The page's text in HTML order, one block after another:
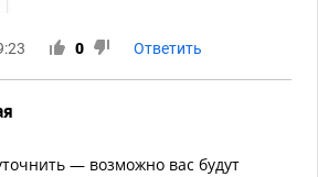
0 Ответить
— возможно вас будут